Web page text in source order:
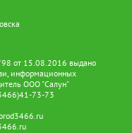
от 15.08.2016 выдано
информационных
ООО "Салун"
73-73